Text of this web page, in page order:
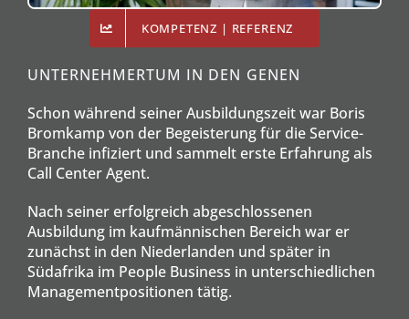
KOMPETENZ | REFERENZ
UNTERNEHMERTUM IN DEN GENEN
Schon während seiner Ausbildungszeit war Boris
Bromkamp von der Begeisterung für die Service-
Branche infiziert und sammelt erste Erfahrung als
Call Center Agent.
Nach seiner erfolgreich abgeschlossenen
Ausbildung im kaufmännischen Bereich war er
zunächst in den Niederlanden und später in
Südafrika im People Business in unterschiedlichen
Managementpositionen tätig.